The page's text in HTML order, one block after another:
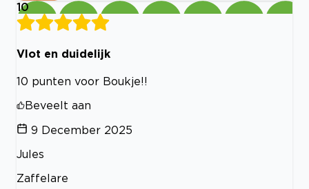
10
Vlot en duidelijk
10 punten voor Boukje!!
Beveelt aan
9 December 2025
Jules
Zaffelare